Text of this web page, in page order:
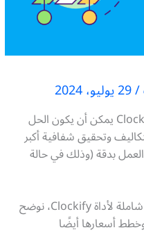
/29 يوليو، 2024
استخدام أداة لتتبع الوقت كأداة Clockify يمكن أن يكون الحل
وتحقيق شفافية أكبر
بدقة (وذلك في حالة
في هذا المقال، سنقدم لك مراجعة شاملة لأداة Clockify، نوضح
أسعارها أيضًا